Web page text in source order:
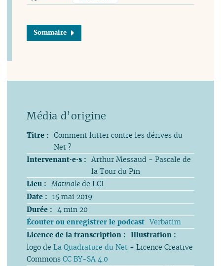
Sommaire
Titre : Comment lutter contre les dérives du
Net ?
Intervenant·e·s : Arthur Messaud - Pascale de
la Tour du Pin
Lieu : Matinale de LCI
Date : 15 mai 2019
Durée :
4 min 20
Écouter ou enregistrer le podcast
Licence de la transcription :
Verbatim
Illustration :
logo deLa Quadrature du Net - Licence Creative
CommonsCC BY-SA 4.0